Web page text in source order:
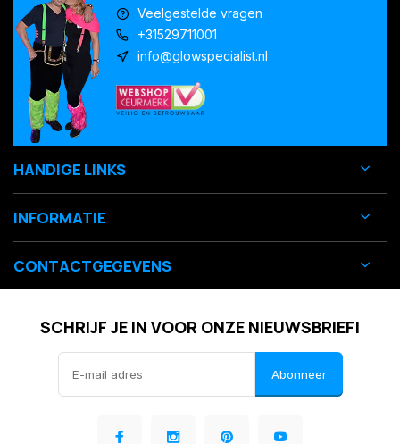
Veelgestelde vragen
+31529711001
info@glowspecialist.nl
HANDIGE LINKS
INFORMATIE
CONTACTGEGEVENS
SCHRIJF JE IN VOOR ONZE NIEUWSBRIEF!
Abonneer